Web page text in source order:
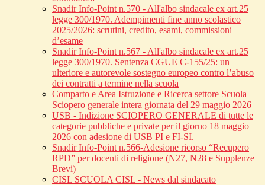
Snadir Info-Point n.570 - All'albo sindacale ex art.25
legge 300/1970. Adempimenti fine anno scolastico
2025/2026: scrutini, credito, esami, commissioni
d’esame
Snadir Info-Point n.567 - All'albo sindacale ex art.25
legge 300/1970. Sentenza CGUE C‑155/25: un
ulteriore e autorevole sostegno europeo contro l’abuso
dei contratti a termine nella scuola
Comparto e Area Istruzione e Ricerca settore Scuola
Sciopero generale intera giornata del 29 maggio 2026
USB - Indizione SCIOPERO GENERALE di tutte le
categorie pubbliche e private per il giorno 18 maggio
2026 con adesione di USB PI e FI-SI.
Snadir Info-Point n.566-Adesione ricorso “Recupero
RPD” per docenti di religione (N27, N28 e Supplenze
Brevi)
CISL SCUOLA CISL - News dal sindacato